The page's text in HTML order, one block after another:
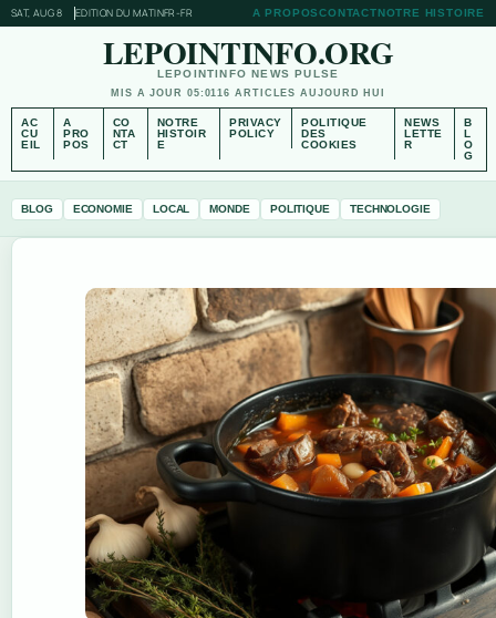
SAT, AUG 8 EDITION DU MATINFR-FR A PROPOSCONTACTNOTRE HISTOIRE
LEPOINTINFO.ORG
LEPOINTINFO NEWS PULSE
MIS A JOUR 05:0116 ARTICLES AUJOURD HUI
AC
CU
EIL
A
PRO
POS
CO
NTA
CT
NOTRE
HISTOIR
E
PRIVACY
POLICY
POLITIQUE
DES
COOKIES
NEWS
LETTE
R
B
L
O
G
BLOG ECONOMIE LOCAL MONDE POLITIQUE TECHNOLOGIE